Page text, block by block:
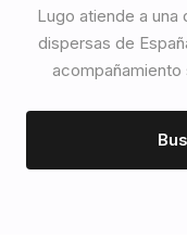
Lugo atiende a
dispersas de